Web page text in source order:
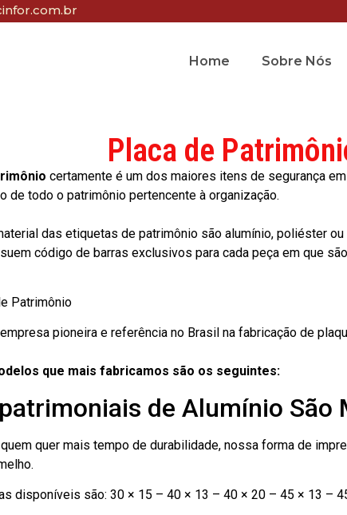
Home Sobre Nós
Placa de
certamente é um dos maiores itens de segurança
de todo o patrimônio pertencente à organização.
das etiquetas de patrimônio são alumínio, poliéster
código de barras exclusivos para cada peça em que
pioneira e referência no Brasil na fabricação de
que mais fabricamos são os seguintes:
de Alumínio São
quer mais tempo de durabilidade, nossa forma de
disponíveis são: 30 × 15 – 40 × 13 – 40 × 20 – 45 × 13 –